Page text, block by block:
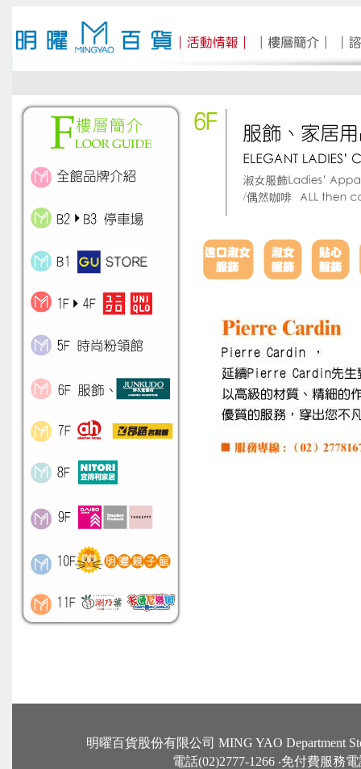
明曜百貨股份有限公司 MING YAO Department
電話(02)2777-1266 ‧免付費服務